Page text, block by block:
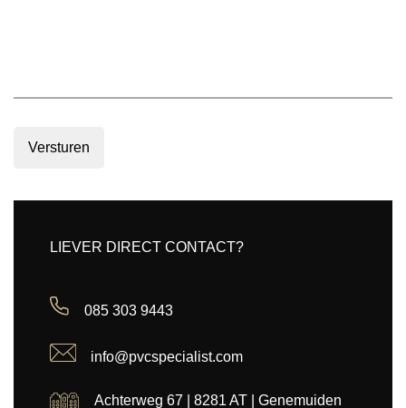
Versturen
LIEVER DIRECT CONTACT?
085 303 9443
info@pvcspecialist.com
Achterweg 67 | 8281 AT | Genemuiden